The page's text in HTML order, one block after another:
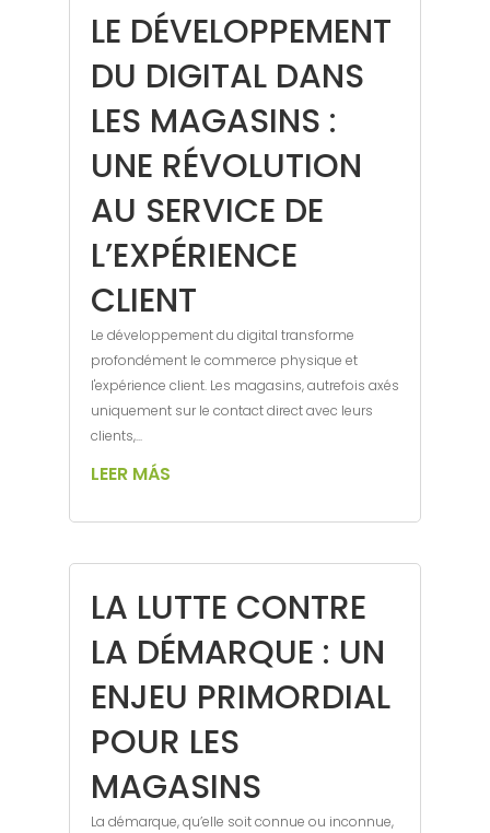
LE DÉVELOPPEMENT
DU DIGITAL DANS
LES MAGASINS :
UNE RÉVOLUTION
AU SERVICE DE
L’EXPÉRIENCE
CLIENT
Le développement du digital transforme
profondément le commerce physique et
l'expérience client. Les magasins, autrefois axés
uniquement sur le contact direct avec leurs
clients,...
LEER MÁS
LA LUTTE CONTRE
LA DÉMARQUE : UN
ENJEU PRIMORDIAL
POUR LES
MAGASINS
La démarque, qu’elle soit connue ou inconnue,